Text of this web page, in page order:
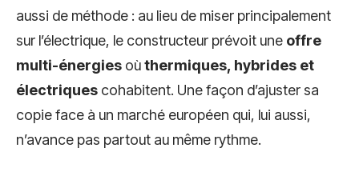
aussi de méthode : au lieu de miser principalement
sur l’électrique, le constructeur prévoit une offre
multi-énergies oùthermiques, hybrides et
électriques cohabitent. Une façon d’ajuster sa
copie face à un marché européen qui, lui aussi,
n’avance pas partout au même rythme.